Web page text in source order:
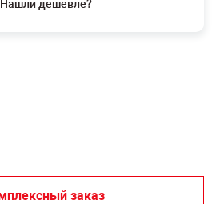
Нашли дешевле?
заказ